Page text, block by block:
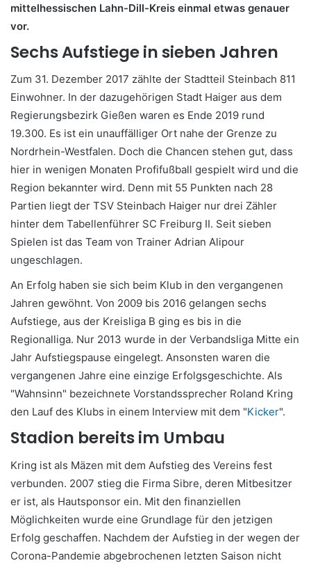
mittelhessischen Lahn-Dill-Kreis einmal etwas genauer
vor.
Sechs Aufstiege in sieben Jahren
Zum 31. Dezember 2017 zählte der Stadtteil Steinbach 811
Einwohner. In der dazugehörigen Stadt Haiger aus dem
Regierungsbezirk Gießen waren es Ende 2019 rund
19.300. Es ist ein unauffälliger Ort nahe der Grenze zu
Nordrhein-Westfalen. Doch die Chancen stehen gut, dass
hier in wenigen Monaten Profifußball gespielt wird und die
Region bekannter wird. Denn mit 55 Punkten nach 28
Partien liegt der TSV Steinbach Haiger nur drei Zähler
hinter dem Tabellenführer SC Freiburg II. Seit sieben
Spielen ist das Team von Trainer Adrian Alipour
ungeschlagen.
An Erfolg haben sie sich beim Klub in den vergangenen
Jahren gewöhnt. Von 2009 bis 2016 gelangen sechs
Aufstiege, aus der Kreisliga B ging es bis in die
Regionalliga. Nur 2013 wurde in der Verbandsliga Mitte ein
Jahr Aufstiegspause eingelegt. Ansonsten waren die
vergangenen Jahre eine einzige Erfolgsgeschichte. Als
"Wahnsinn" bezeichnete Vorstandssprecher Roland Kring
den Lauf des Klubs in einem Interview mit dem "Kicker".
Stadion bereits im Umbau
Kring ist als Mäzen mit dem Aufstieg des Vereins fest
verbunden. 2007 stieg die Firma Sibre, deren Mitbesitzer
er ist, als Hautsponsor ein. Mit den finanziellen
Möglichkeiten wurde eine Grundlage für den jetzigen
Erfolg geschaffen. Nachdem der Aufstieg in der wegen der
Corona-Pandemie abgebrochenen letzten Saison nicht